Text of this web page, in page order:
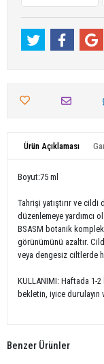
Ürün Açıklaması
Boyut:75 ml
Tahrişi yatıştırır ve cildi
düzenlemeye yardımcı
BSASM botanik
görünümünü azaltır.
veya dengesiz ciltlerde
KULLANIMI: Haftada 1-
bekletin, iyice durulayın
Benzer Ürünler